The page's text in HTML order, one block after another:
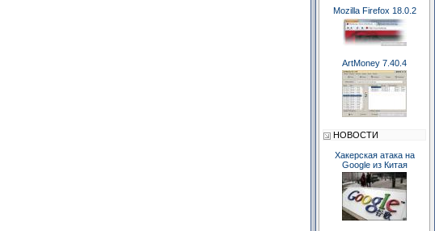
Mozilla Firefox 18.0.2
ArtMoney 7.40.4
НОВОСТИ
Хакерская атака на
Google из Китая